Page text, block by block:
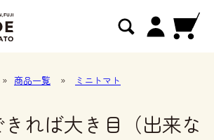
» 商品一覧 » ミニトマト
れば大き目（出来な